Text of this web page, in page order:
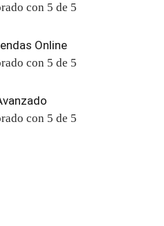
con 5 de 5
Online
con 5 de 5
con 5 de 5